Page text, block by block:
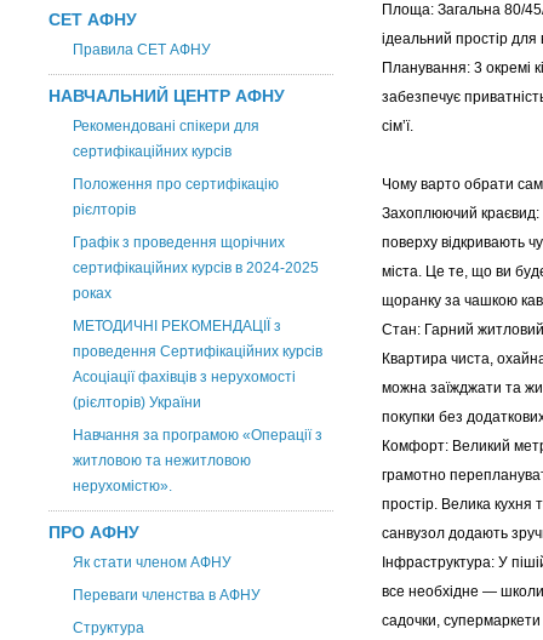
СЕТ АФНУ
Правила СЕТ АФНУ
НАВЧАЛЬНИЙ ЦЕНТР АФНУ
Рекомендовані спікери для
сертифікаційних курсів
Положення про сертифікацію
рієлторів
Графік з проведення щорічних
сертифікаційних курсів в 2024-2025
роках
МЕТОДИЧНІ РЕКОМЕНДАЦІЇ з
проведення Сертифікаційних курсів
Асоціації фахівців з нерухомості
(рієлторів) України
Навчання за програмою «Операції з
житловою та нежитловою
нерухомістю».
ПРО АФНУ
Як стати членом АФНУ
Переваги членства в АФНУ
Структура
Площа: Загальна 80/
ідеальний простір для
Планування: 3 окремі
забезпечує
сім’ї.
Чому варто обрати
Захоплюючий краєвид:
поверху відкривають
міста. Це те, що ви
щоранку за чашкою
Стан: Гарний
Квартира чиста,
можна заїжджати та
покупки без
Комфорт: Великий
грамотно
простір. Велика кухня
санвузол додають
Інфраструктура: У
все необхідне —
садочки,